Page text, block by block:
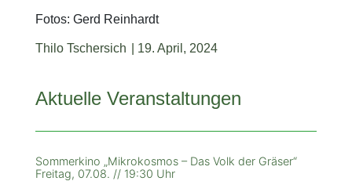
Fotos: Gerd Reinhardt
Thilo Tschersich 19. April, 2024
Aktuelle Veranstaltungen
Sommerkino „Mikrokosmos – Das Volk der Gräser“
Freitag, 07.08. // 19:30 Uhr